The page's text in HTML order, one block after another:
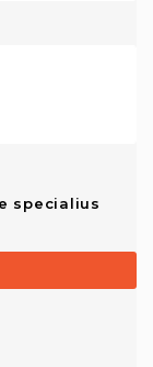
specialius